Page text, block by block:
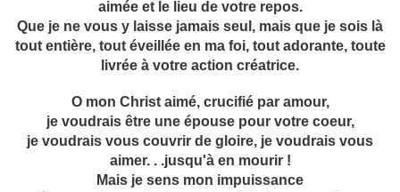
aimée et le lieu de votre repos.
Que je ne vous y laisse jamais seul, mais que je sois là
tout entière, tout éveillée en ma foi, tout adorante, toute
livrée à votre action créatrice.
O mon Christ aimé, crucifié par amour,
je voudrais être une épouse pour votre coeur,
je voudrais vous couvrir de gloire, je voudrais vous
aimer. . .jusqu'à en mourir !
Mais je sens mon impuissance